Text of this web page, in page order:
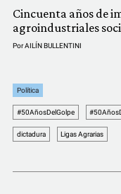
Cincuenta años de
agroindustriales
PorAILÍN BULLENTINI
Política
#50AñosDelGolpe
dictadura Ligas Agrarias